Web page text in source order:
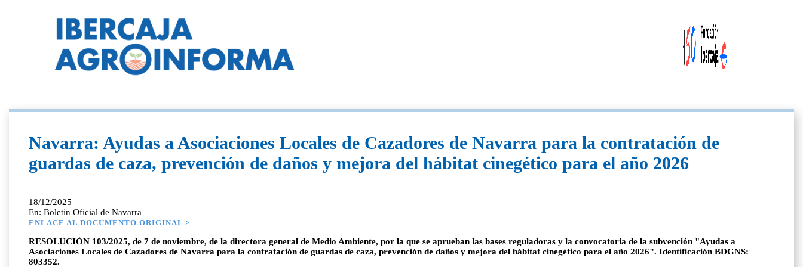
Navarra: Ayudas a Asociaciones Locales de Cazadores de Navarra para la contratación de
guardas de caza, prevención de daños y mejora del hábitat cinegético para el año 2026
18/12/2025
En: Boletín Oficial de Navarra
ENLACE AL DOCUMENTO ORIGINAL >
RESOLUCIÓN 103/2025, de 7 de noviembre, de la directora general de Medio Ambiente, por la que se aprueban las bases reguladoras y la convocatoria de la subvención "Ayudas a
Asociaciones Locales de Cazadores de Navarra para la contratación de guardas de caza, prevención de daños y mejora del hábitat cinegético para el año 2026". Identificación BDGNS:
803352.